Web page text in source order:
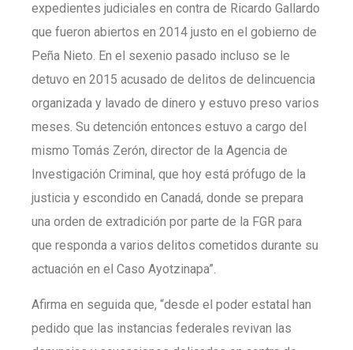
expedientes judiciales en contra de Ricardo Gallardo
que fueron abiertos en 2014 justo en el gobierno de
Peña Nieto. En el sexenio pasado incluso se le
detuvo en 2015 acusado de delitos de delincuencia
organizada y lavado de dinero y estuvo preso varios
meses. Su detención entonces estuvo a cargo del
mismo Tomás Zerón, director de la Agencia de
Investigación Criminal, que hoy está prófugo de la
justicia y escondido en Canadá, donde se prepara
una orden de extradición por parte de la FGR para
que responda a varios delitos cometidos durante su
actuación en el Caso Ayotzinapa”.
Afirma en seguida que, “desde el poder estatal han
pedido que las instancias federales revivan las